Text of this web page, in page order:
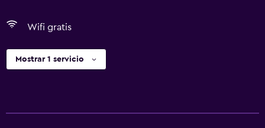
Wifi gratis
Mostrar 1 servicio